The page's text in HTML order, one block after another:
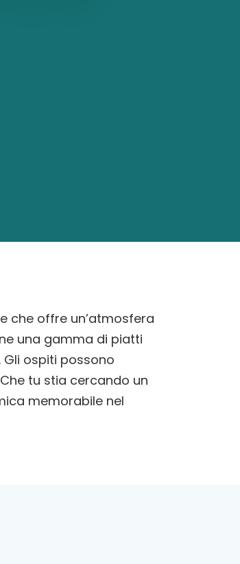
che offre un’atmosfera
una gamma di piatti
ospiti possono
tu stia cercando un
memorabile nel